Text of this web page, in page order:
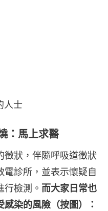
人士
：馬上求醫
徵狀，伴隨呼吸道徵狀
電診所，並表示懷疑自
檢測。 而大家日常也
染的風險（按圖）：